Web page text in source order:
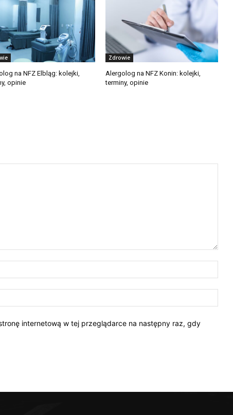
na NFZ Elbląg: kolejki,
opinie
Zdrowie
Alergolog na NFZ Konin: kolejki,
terminy, opinie
mail:*
internetową w tej przeglądarce na następny raz, gdy